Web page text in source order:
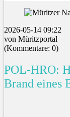
2026-05-14 09:22
von Müritzportal
(Kommentare: 0)
POL-HRO:
Brand eines